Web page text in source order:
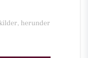
herunder